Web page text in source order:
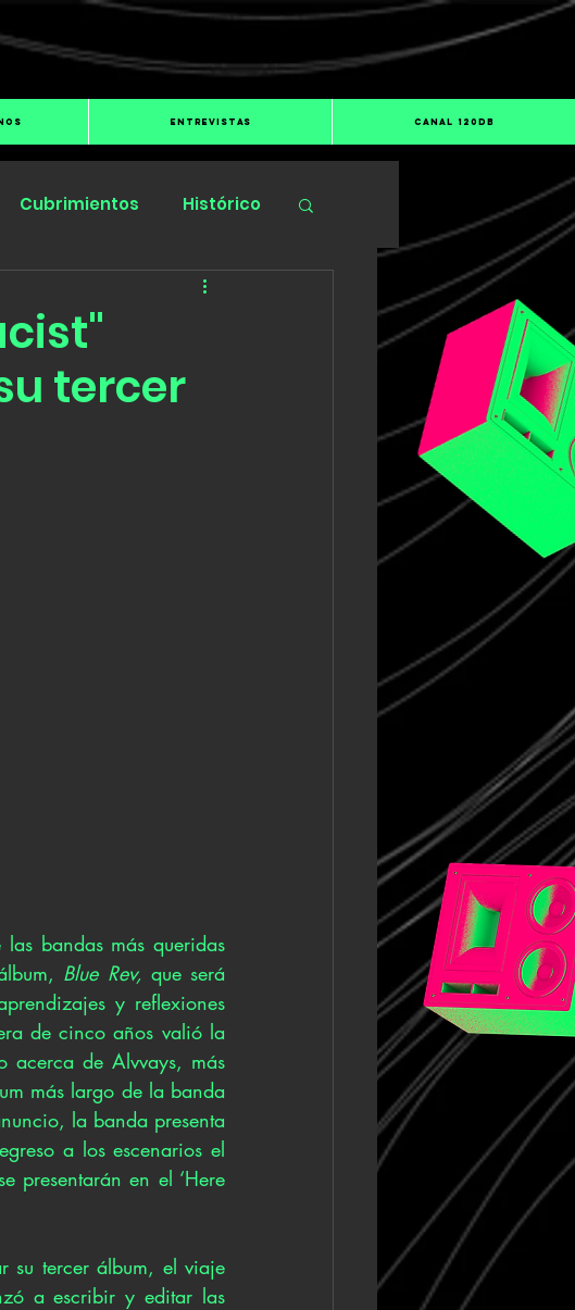
ENTREVISTAS CANAL 120dB
Cubrimientos Histórico
tercer
bandas más queridas
Blue Rev, que será
y reflexiones
de cinco años valió la
de Alvvays, más
más largo de la banda
la banda presenta
a los escenarios el
presentarán en el ‘Here
su tercer álbum, el viaje
a escribir y editar las